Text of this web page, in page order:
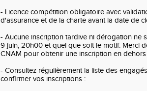
- Licence compétition obligatoire avec
d'assurance et de la charte avant la date de
- Aucune inscription tardive ni dérogation ne
9 juin, 20h00 et quel que soit le motif. Merci
CNAM pour obtenir une inscription en
- Consultez régulièrement la liste des
confirmer vos inscriptions :